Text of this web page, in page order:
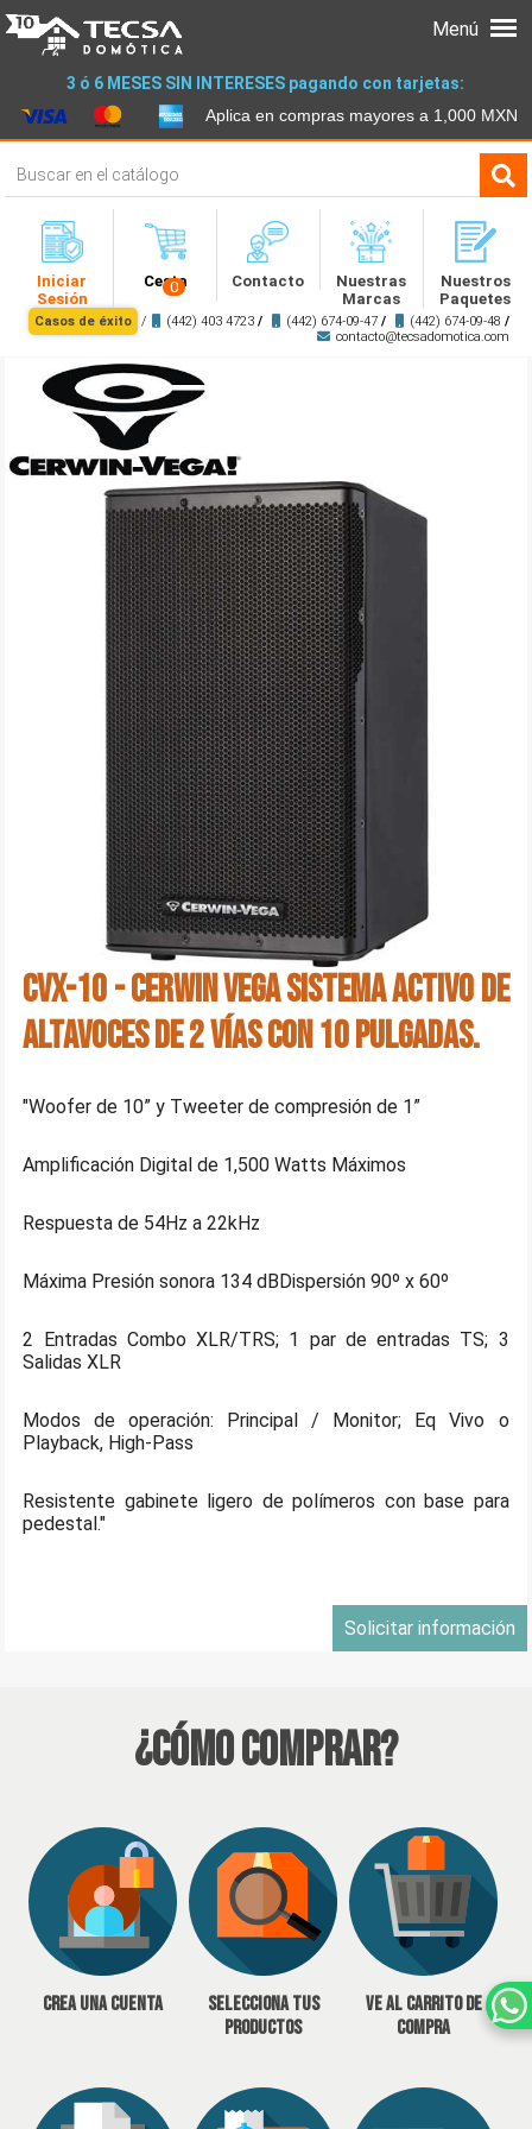
3 ó 6 MESES SIN INTERESES pagando con tarjetas:
Aplica en compras mayores a 1,000 MXN
Iniciar
Sesión
Cesta
0 Contacto
Nuestras
Marcas
Nuestros
Paquetes
Casos de éxito / (442) 403 4723 / (442) 674-09-47 / (442) 674-09-48 /
contacto@tecsadomotica.com
Menú
CVX-10 - Cerwin Vega Sistema Activo de
Altavoces de 2 vías con 10 pulgadas.
"Woofer de 10” y Tweeter de compresión de 1”
Amplificación Digital de 1,500 Watts Máximos
Respuesta de 54Hz a 22kHz
Máxima Presión sonora 134 dB Dispersión 90º x 60º
2 Entradas Combo XLR/TRS; 1 par de entradas TS; 3
Salidas XLR
Modos de operación: Principal / Monitor; Eq Vivo o
Playback, High-Pass
Resistente gabinete ligero de polímeros con base para
pedestal."
Solicitar información
¿Cómo Comprar?
Crea una cuenta
Selecciona tus
productos
Ve al carrito de
compra